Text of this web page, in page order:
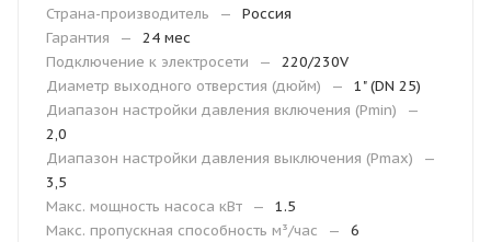
Страна-производитель
—
Россия
Гарантия
—
24 мес
Подключение к электросети
—
220/230V
Диаметр выходного отверстия (дюйм)
—
1" (DN 25)
Диапазон настройки давления включения (Рmin)
—
2,0
Диапазон настройки давления выключения (Рmax)
—
3,5
Макс. мощность насоса кВт
—
1.5
Макс. пропускная способность м³/час
— 6